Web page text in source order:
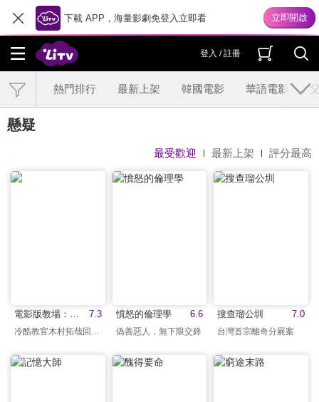
下載 APP，海量影劇免登入立即看
登入 / 註冊
熱門排行 最新上架 韓國電影 華語電影
懸疑
最受歡迎 最新上架 評分最高
7.3 6.6
憤怒的倫理學
偽善惡人，無下限交鋒
7.0
搜查瑠公圳
台灣首宗離奇分屍案